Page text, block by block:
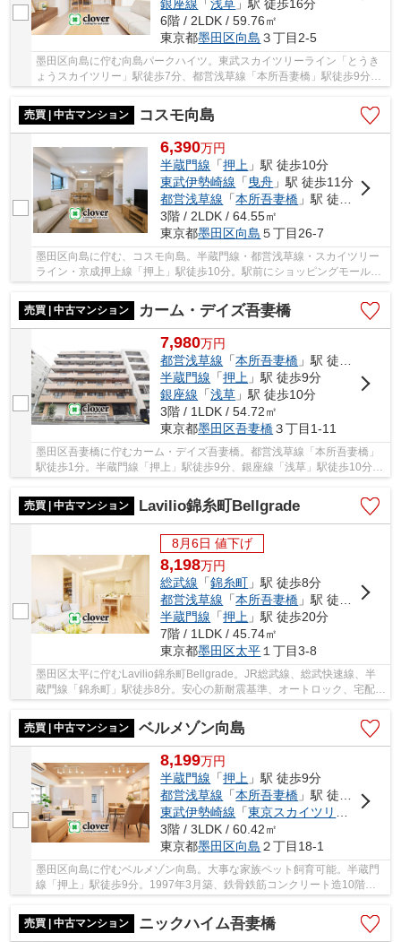
銀座線 「浅草 」駅 徒歩16分
6階 / 2LDK / 59.76㎡
東京都墨田区向島 ３丁目2-5
墨田区向島に佇む向島パークハイツ。東武スカイツリーライン「とうき
ょうスカイツリー」駅徒歩7分、都営浅草線「本所吾妻橋」駅徒歩9分、
売買 | 中古マンション
コスモ向島
6,390万円
半蔵門線 「押上 」駅 徒歩10分
東武伊勢崎線 「 曳舟 」駅 徒歩11分
都営浅草線 「本所吾妻橋 」駅 徒歩15分
3階 / 2LDK / 64.55㎡
東京都墨田区向島 ５丁目26-7
墨田区向島に佇む、コスモ向島。半蔵門線・都営浅草線・スカイツリー
ライン・京成押上線「押上」駅徒歩10分。駅前にショッピングモールが
売買 | 中古マンション
カーム・デイズ吾妻橋
7,980万円
都営浅草線 「本所吾妻橋 」駅 徒歩1分
半蔵門線 「押上 」駅 徒歩9分
銀座線 「浅草 」駅 徒歩10分
3階 / 1LDK / 54.72㎡
東京都墨田区吾妻橋３丁目1-11
墨田区吾妻橋に佇むカーム・デイズ吾妻橋。都営浅草線「本所吾妻橋」
駅徒歩1分。半蔵門線「押上」駅徒歩9分、銀座線「浅草」駅徒歩10分も
売買 | 中古マンション
Lavilio錦糸町Bellgrade
8月6日 値下げ
8,198万円
総武線 「錦糸町 」駅 徒歩8分
都営浅草線 「本所吾妻橋 」駅 徒歩19分
半蔵門線 「押上 」駅 徒歩20分
7階 / 1LDK / 45.74㎡
東京都墨田区太平 １丁目3-8
墨田区太平に佇むLavilio錦糸町Bellgrade。JR総武線、総武快速線、半
蔵門線「錦糸町」駅徒歩8分。安心の新耐震基準、オートロック、宅配ボ
ックスあります。2009年築、ＲＣ造10階建、総...
売買 | 中古マンション
ベルメゾン向島
8,199万円
半蔵門線 「押上 」駅 徒歩9分
都営浅草線 「本所吾妻橋 」駅 徒歩11分
東武伊勢崎線 「東京スカイツリー
」駅 徒
3階 / 3LDK / 60.42㎡
東京都墨田区向島 ２丁目18-1
墨田区向島に佇むベルメゾン向島。大事な家族ペット飼育可能。半蔵門
線「押上」駅徒歩9分。1997年3月築、鉄骨鉄筋コンクリート造10階建
て、総戸数36戸、施工は三平建設株式会社、管理...
売買 | 中古マンション
ニックハイム吾妻橋